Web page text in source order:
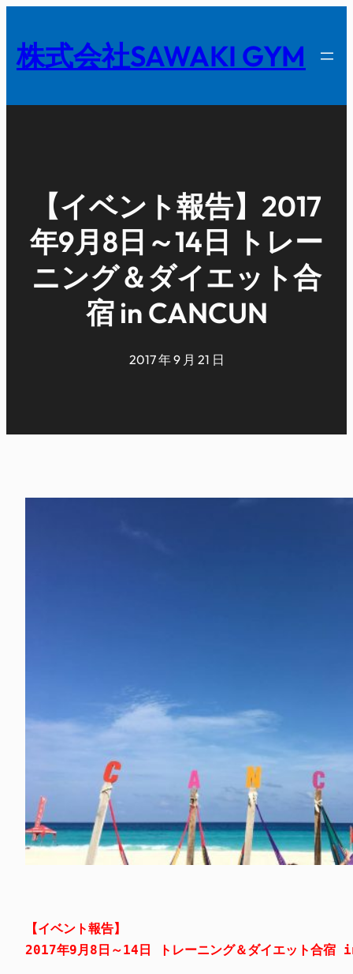
を
キ
株式会社SAWAKI GYM
【イベント報告】2017
年9月8日～14日 トレー
ニング＆ダイエット合
宿 in CANCUN
2017 年 9 月 21 日
【イベント報告】
2017年9月8日～14日 トレーニング＆ダイエット合宿